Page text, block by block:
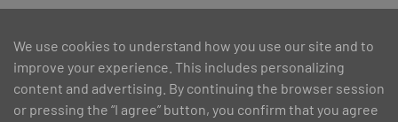
We use cookies to understand how you use our site and to
improve your experience. This includes personalizing
content and advertising. By continuing the browser session
or pressing the “I agree” button, you confirm that you agree